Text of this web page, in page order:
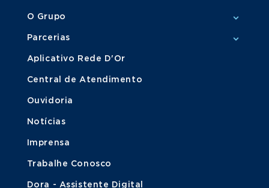
O Grupo
Parcerias
Aplicativo Rede D'Or
Central de Atendimento
Ouvidoria
Notícias
Imprensa
Trabalhe Conosco
Dora - Assistente Digital